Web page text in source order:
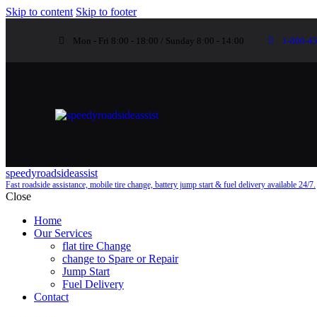
Skip to content Skip to footer
Mon - Fri 8:00 - 18:00 / Sunday 8:00 - 14:00 1-800-
speedyroadsideassist
Fast roadside assistance, mobile tire change, battery jump start & fuel delivery available 24/7.
Close
Home
Our Services
flat tire Change
change to Spare or Repair
Jump Start
Fuel Delivery
Contact